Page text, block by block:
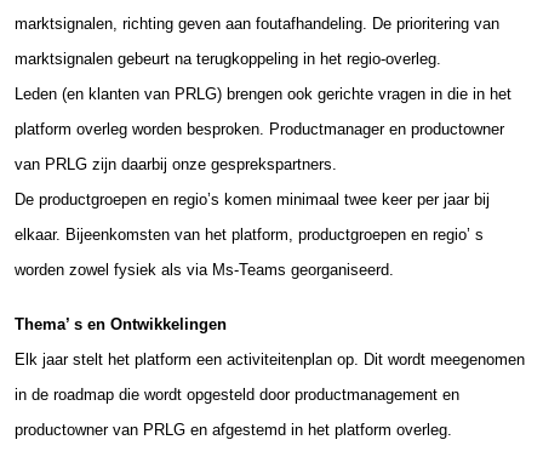
marktsignalen, richting geven aan foutafhandeling. De prioritering van
marktsignalen gebeurt na terugkoppeling in het regio-overleg.
Leden (en klanten van PRLG) brengen ook gerichte vragen in die in het
platform overleg worden besproken. Productmanager en productowner
van PRLG zijn daarbij onze gesprekspartners.
De productgroepen en regio’s komen minimaal twee keer per jaar bij
elkaar. Bijeenkomsten van het platform, productgroepen en regio’ s
worden zowel fysiek als via Ms-Teams georganiseerd.
Thema’ s en Ontwikkelingen
Elk jaar stelt het platform een activiteitenplan op. Dit wordt meegenomen
in de roadmap die wordt opgesteld door productmanagement en
productowner van PRLG en afgestemd in het platform overleg.